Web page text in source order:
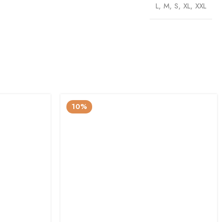
L, M, S, XL, XXL
10%